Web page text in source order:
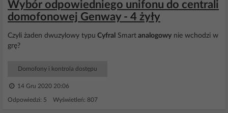
Wybór odpowiedniego unifonu do centrali
domofonowej Genway - 4 żyły
Czyli żaden dwuzylowy typu Cyfral Smart analogowy nie wchodzi w
grę?
Domofony i kontrola dostępu
14 Gru 2020 20:06
Odpowiedzi: 5 Wyświetleń: 807